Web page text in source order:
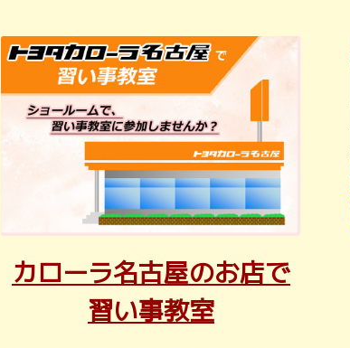
カローラ名古屋のお店で
習い事教室